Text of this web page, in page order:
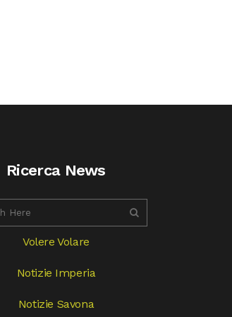
Ricerca News
Volere Volare
Notizie Imperia
Notizie Savona